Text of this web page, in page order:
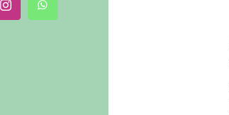
InstagramWhatsApp